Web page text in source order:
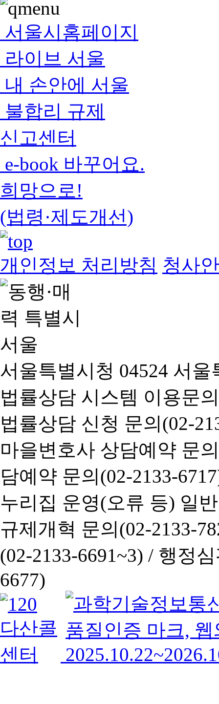
서울시홈페이지
라이브 서울
내 손안에 서울
불합리 규제
신고센터
e-book 바꾸어요.
희망으로!
(법령·제도개선)
개인정보 처리방침 청사
서울특별시청 04524 서
법률상담 시스템 이용문
법률상담 신청 문의(02-
마을변호사 상담예약 문
담예약 문의(02-2133-
누리집 운영(오류 등) 일
규제개혁 문의(02-2133-
(02-2133-6691~3) / 행정심
6677)